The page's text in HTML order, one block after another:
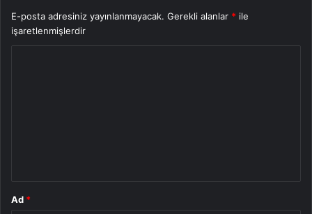
E-posta adresiniz yayınlanmayacak. Gerekli alanlar * ile
işaretlenmişlerdir
Ad *